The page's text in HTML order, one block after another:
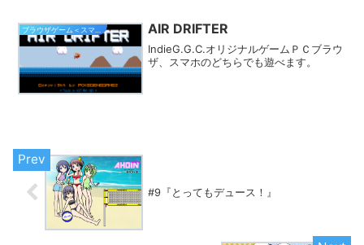
ブラウザゲーム＜スマホ対応＞ AIR DRIFTER
IndieG.G.C.オリジナルゲームＰＣブラウ
ザ、スマホのどちらでも遊べます。
#9『とってもデュース！』